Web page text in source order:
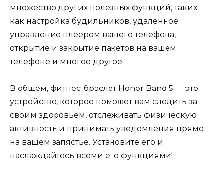
множество других полезных функций, таких
как настройка будильников, удаленное
управление плеером вашего телефона,
открытие и закрытие пакетов на вашем
телефоне и многое другое.
В общем, фитнес-браслет Honor Band 5 — это
устройство, которое поможет вам следить за
своим здоровьем, отслеживать физическую
активность и принимать уведомления прямо
на вашем запястье. Установите его и
наслаждайтесь всеми его функциями!